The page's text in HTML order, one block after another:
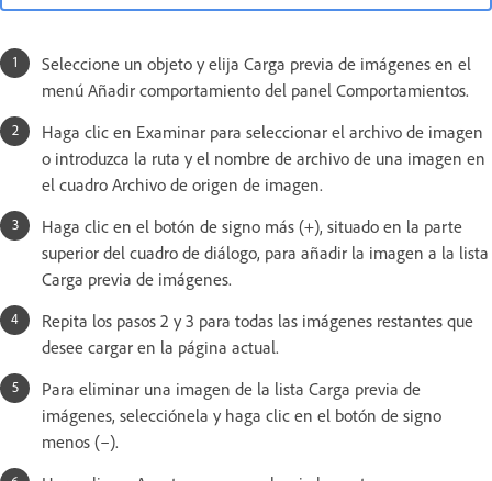
Seleccione un objeto y elija Carga previa de imágenes en el
menú Añadir comportamiento del panel Comportamientos.
Haga clic en Examinar para seleccionar el archivo de imagen
o introduzca la ruta y el nombre de archivo de una imagen en
el cuadro Archivo de origen de imagen.
Haga clic en el botón de signo más (+), situado en la parte
superior del cuadro de diálogo, para añadir la imagen a la lista
Carga previa de imágenes.
Repita los pasos 2 y 3 para todas las imágenes restantes que
desee cargar en la página actual.
Para eliminar una imagen de la lista Carga previa de
imágenes, selecciónela y haga clic en el botón de signo
menos (–).